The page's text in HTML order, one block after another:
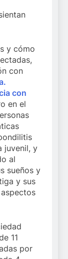
y cómo
con
con
en el
juvenil, y
al
sueños y
y sus
11
por